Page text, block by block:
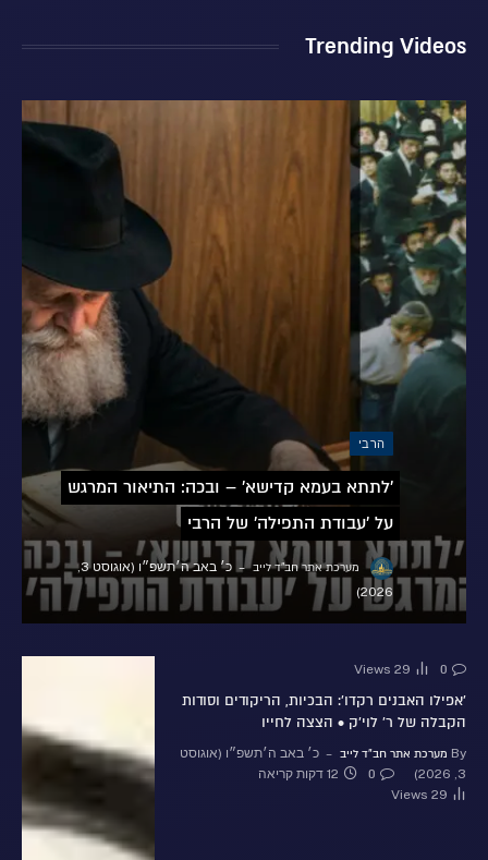
Trending Videos
הרבי
'לתתא בעמא קדישא' – ובכה: התיאור המרגש
על 'עבודת התפילה' של הרבי
מערכת אתר חב"ד לייב
כ׳ באב ה׳תשפ״ו (אוגוסט 3,
2026)
0
29
Views
'אפילו האבנים רקדו': הבכיות, הריקודים וסודות
הקבלה של ר' לוי'ק • הצצה לחייו
By מערכת אתר חב"ד לייב
כ׳ באב ה׳תשפ״ו (אוגוסט
3, 2026)
0
12 דקות קריאה
29
Views